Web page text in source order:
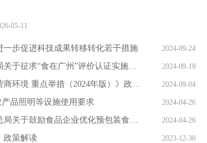
05-11
一步促进科技成果转移转化若干措施 2024-09-24
广州市市场监督管理局关于征求“食在广州”评价认证实施规则范例 2024-09-19
《市场监管部门优化营商环境 重点举措（2024年版）》政策解 2024-09-04
品照明等设施使用要求 2024-04-26
一图读懂《市场监管总局关于鼓励食品企业优化预包装食品生产日期 2024-04-26
政策解读 2023-12-30